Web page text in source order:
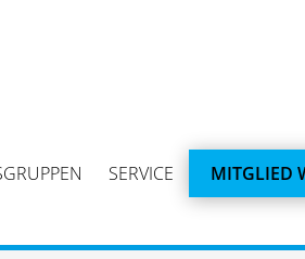
SERVICE
MITGLIED